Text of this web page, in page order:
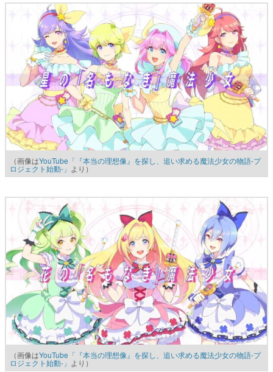
（画像はYouTube「『本当の理想像』を探し、追い求める魔法少女の物語-プ
ロジェクト始動-」 より）
（画像はYouTube「『本当の理想像』を探し、追い求める魔法少女の物語-プ
ロジェクト始動-」 より）